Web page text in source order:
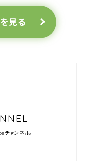
見る
チャンネル。